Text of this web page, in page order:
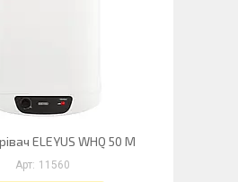
ELEYUS WHQ 50 M
11560